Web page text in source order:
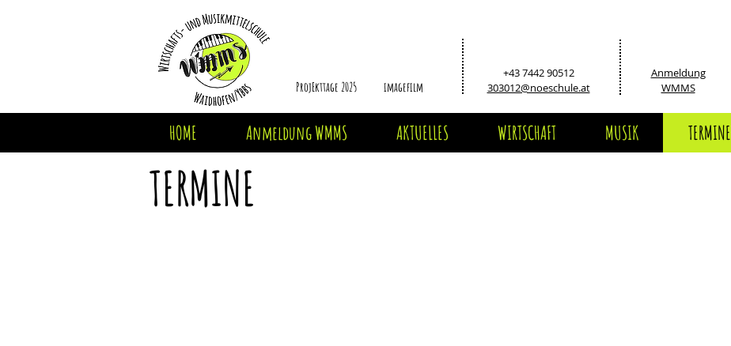
ProjEkttage 2025 imagefilm
+43 7442 90512
303012@noeschule.at
Anmeldung
WMMS
HOME Anmeldung WMMS AKTUELLES WIRTSCHAFT MUSIK TERMINE
TERMINE